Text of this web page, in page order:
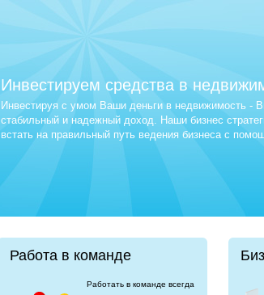
Инвестируем средства в
Инвестируя с умом Ваши деньги в недвижимость -
стабильный и надежный доход. Наши бизнес
встать на правильный путь ведения бизнеса с
Работа в команде
Работать в команде всегда